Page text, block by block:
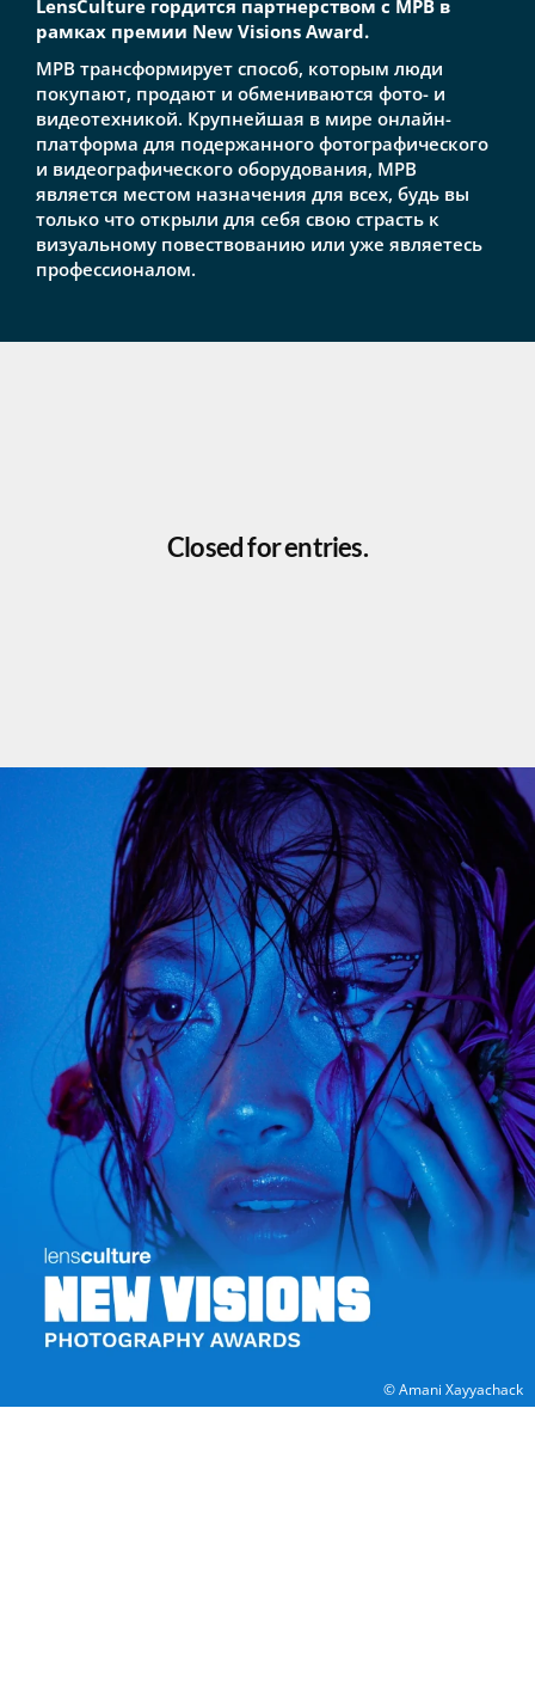
LensCulture гордится партнерством с MPB в
рамках премии New Visions Award.
MPB трансформирует способ, которым люди
покупают, продают и обмениваются фото- и
видеотехникой. Крупнейшая в мире онлайн-
платформа для подержанного фотографического
и видеографического оборудования, MPB
является местом назначения для всех, будь вы
только что открыли для себя свою страсть к
визуальному повествованию или уже являетесь
профессионалом.
Closed for entries.
© Amani Xayyachack